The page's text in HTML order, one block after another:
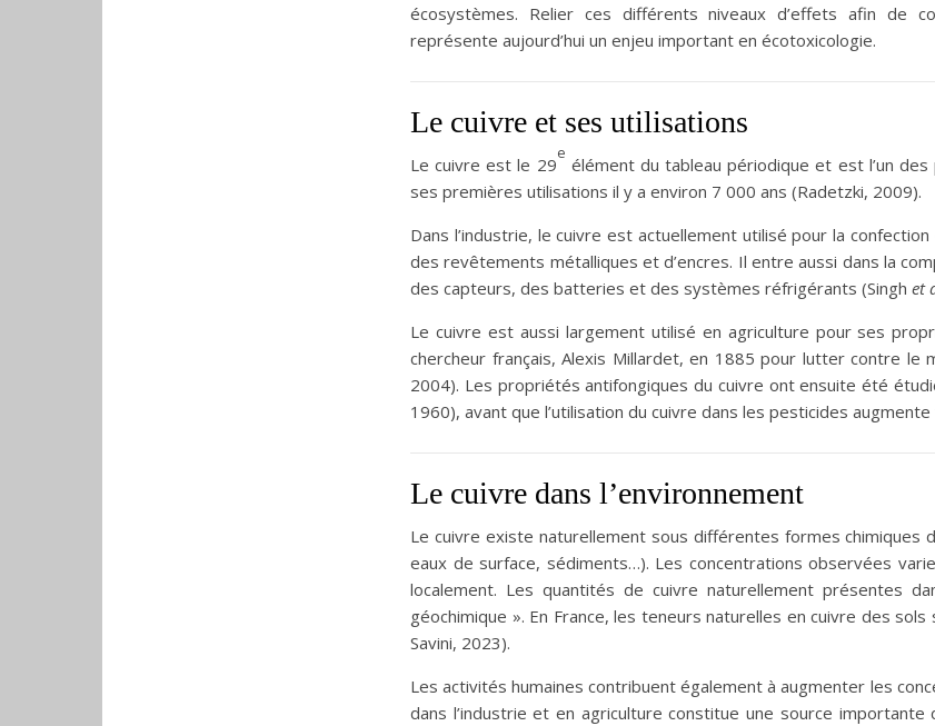
écosystèmes. Relier ces différents niveaux d’effets afin de
représente aujourd’hui un enjeu important en écotoxicologie.
Le cuivre et ses utilisations
Le cuivre est le 29
e
élément du tableau périodique et est l’un
ses premières utilisations il y a environ 7 000 ans (Radetzki, 2009).
Dans l’industrie, le cuivre est actuellement utilisé pour la
des revêtements métalliques et d’encres. Il entre aussi dans la
des capteurs, des batteries et des systèmes réfrigérants (Singh et
Le cuivre est aussi largement utilisé en agriculture pour ses
chercheur français, Alexis Millardet, en 1885 pour lutter contre le
2004). Les propriétés antifongiques du cuivre ont ensuite été
1960), avant que l’utilisation du cuivre dans les pesticides
Le cuivre dans l’environnement
Le cuivre existe naturellement sous différentes formes chimiques
eaux de surface, sédiments…). Les concentrations observées
localement. Les quantités de cuivre naturellement présentes
géochimique ». En France, les teneurs naturelles en cuivre des
Savini, 2023).
Les activités humaines contribuent également à augmenter les
dans l’industrie et en agriculture constitue une source